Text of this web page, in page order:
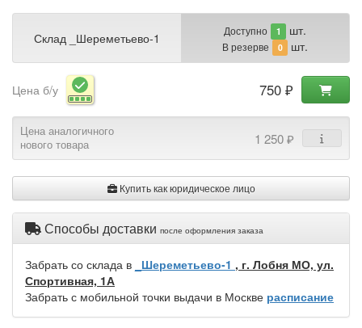
Склад _Шереметьево-1 Доступно 1 шт.
В резерве 0 шт.
Цена б/у 750 ₽
Цена аналогичного
нового товара
1 250 ₽
Купить как юридическое лицо
Способы доставки после оформления заказа
Забрать со склада в _Шереметьево-1 , г. Лобня МО, ул.
Спортивная, 1А
Забрать с мобильной точки выдачи в Москве расписание